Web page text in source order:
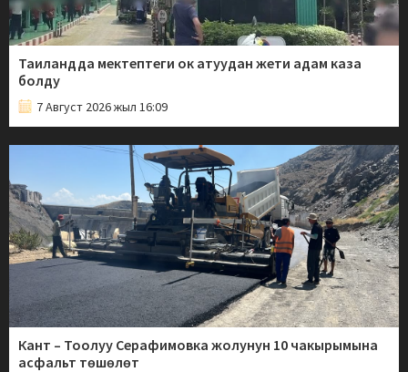
Таиландда мектептеги ок атуудан жети адам каза
болду
7 Август 2026 жыл 16:09
Кант – Тоолуу Серафимовка жолунун 10 чакырымына
асфальт төшөлөт